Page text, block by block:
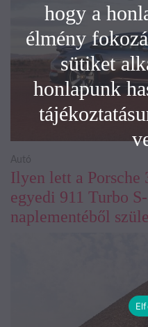
Ilyen lett a Porsche
egyedi 911 Turbo
naplementéből
Autó
hogy a
élmény
sütiket
honlapunk